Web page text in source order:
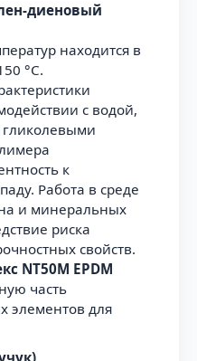
диеновый
находится в
°С.
с водой,
к
Работа в среде
и минеральных
риска
свойств.
NT50M EPDM
часть
элементов для